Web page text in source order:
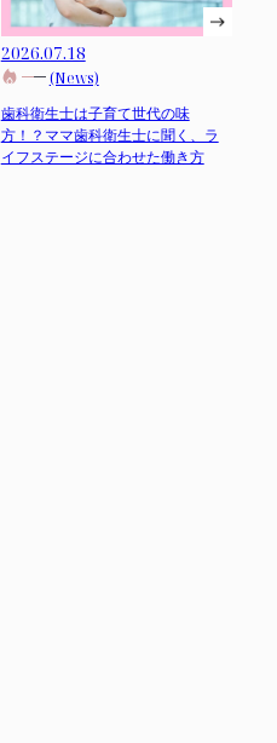
2026.07.18
(News)
歯科衛生士は子育て世代の味
方！？ママ歯科衛生士に聞く、ラ
イフステージに合わせた働き方